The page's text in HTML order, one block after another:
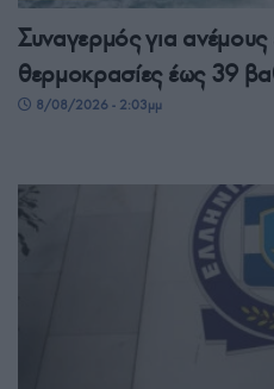
Συναγερμός για
θερμοκρασίες έως 39
8/08/2026 - 2:03μμ